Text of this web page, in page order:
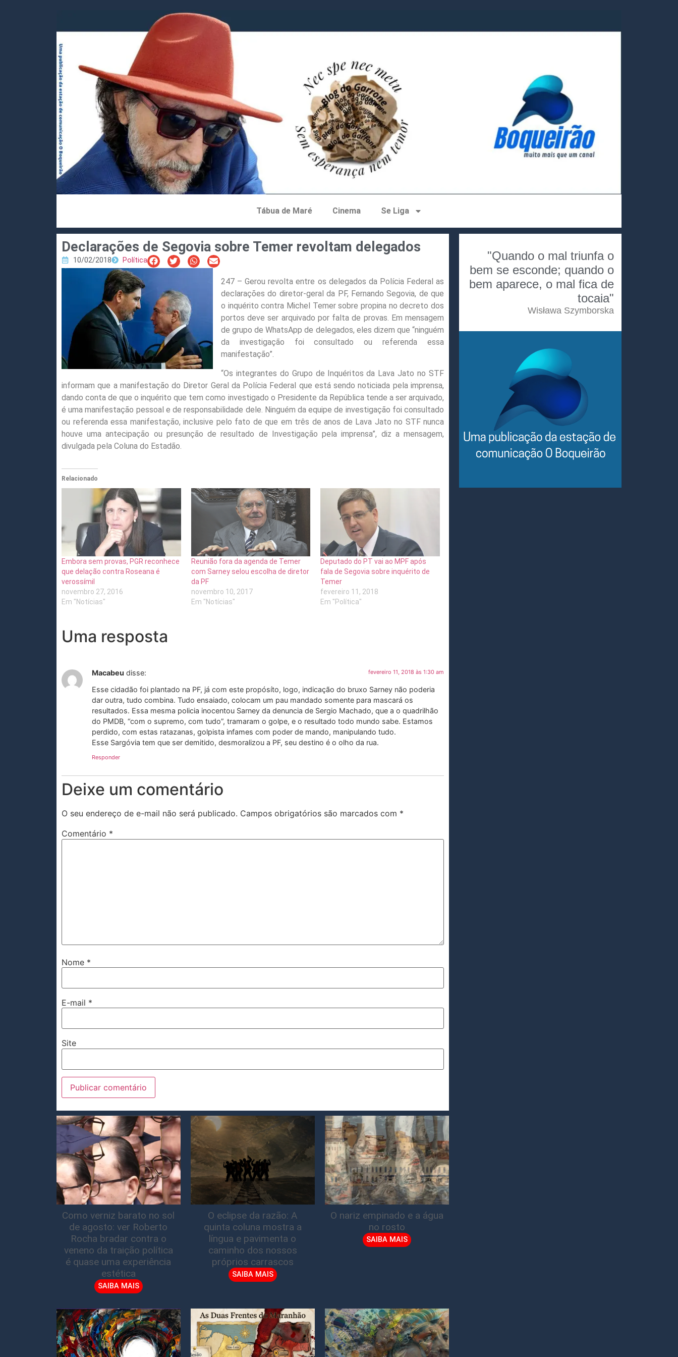
Tábua de Maré Cinema Se Liga
Declarações de Segovia sobre Temer revoltam delegados
10/02/2018 Política
247 – Gerou revolta entre os delegados da Polícia Federal as
declarações do diretor-geral da PF, Fernando Segovia, de que
o inquérito contra Michel Temer sobre propina no decreto dos
portos deve ser arquivado por falta de provas. Em mensagem
de grupo de WhatsApp de delegados, eles dizem que “ninguém
da investigação foi consultado ou referenda essa
manifestação”.
“Os integrantes do Grupo de Inquéritos da Lava Jato no STF
informam que a manifestação do Diretor Geral da Polícia Federal que está sendo noticiada pela imprensa,
dando conta de que o inquérito que tem como investigado o Presidente da República tende a ser arquivado,
é uma manifestação pessoal e de responsabilidade dele. Ninguém da equipe de investigação foi consultado
ou referenda essa manifestação, inclusive pelo fato de que em três de anos de Lava Jato no STF nunca
houve uma antecipação ou presunção de resultado de Investigação pela imprensa”, diz a mensagem,
divulgada pela Coluna do Estadão.
Relacionado
Embora sem provas, PGR reconhece
que delação contra Roseana é
verossímil
novembro 27, 2016
Em "Notícias"
Reunião fora da agenda de Temer
com Sarney selou escolha de diretor
da PF
novembro 10, 2017
Em "Notícias"
Deputado do PT vai ao MPF após
fala de Segovia sobre inquérito de
Temer
fevereiro 11, 2018
Em "Política"
Uma resposta
Macabeu disse: fevereiro 11, 2018 às 1:30 am
Esse cidadão foi plantado na PF, já com este propósíto, logo, indicação do bruxo Sarney não poderia
dar outra, tudo combina. Tudo ensaiado, colocam um pau mandado somente para mascará os
resultados. Essa mesma policia inocentou Sarney da denuncia de Sergio Machado, que a o quadrilhão
do PMDB, “com o supremo, com tudo”, tramaram o golpe, e o resultado todo mundo sabe. Estamos
perdido, com estas ratazanas, golpista infames com poder de mando, manipulando tudo.
Esse Sargóvia tem que ser demitido, desmoralizou a PF, seu destino é o olho da rua.
Responder
Deixe um comentário
O seu endereço de e-mail não será publicado. Campos obrigatórios são marcados com *
Comentário *
Nome *
E-mail *
Site
Como verniz barato no sol
de agosto: ver Roberto
Rocha bradar contra o
veneno da traição política
é quase uma experiência
estética
SAIBA MAIS
O eclipse da razão: A
quinta coluna mostra a
língua e pavimenta o
caminho dos nossos
próprios carrascos
SAIBA MAIS
O nariz empinado e a água
no rosto
SAIBA MAIS
"Quando o mal triunfa o
bem se esconde; quando o
bem aparece, o mal fica de
tocaia"
Wisława Szymborska